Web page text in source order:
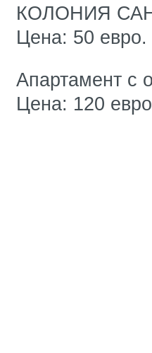
КОЛОНИЯ
Цена: 50 евро.
Апартамент с
Цена: 120